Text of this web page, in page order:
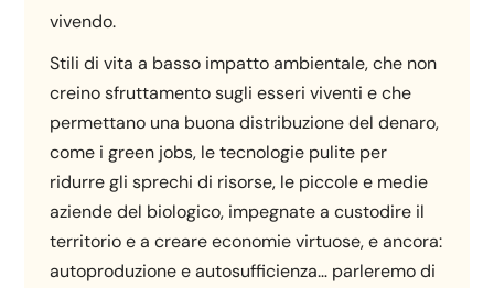
vivendo.
Stili di vita a basso impatto ambientale, che non
creino sfruttamento sugli esseri viventi e che
permettano una buona distribuzione del denaro,
come i green jobs, le tecnologie pulite per
ridurre gli sprechi di risorse, le piccole e medie
aziende del biologico, impegnate a custodire il
territorio e a creare economie virtuose, e ancora:
autoproduzione e autosufficienza… parleremo di